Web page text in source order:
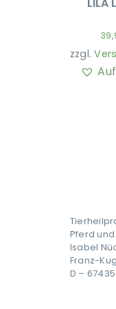
zzgl.
Pferd
Isabel
Franz-
D –